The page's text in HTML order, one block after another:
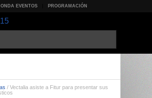
EVENTOS PROGRAMACIÓN
/ Vectalia asiste a Fitur para presentar sus